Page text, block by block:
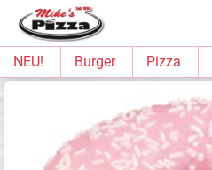
NEU! Burger Pizza